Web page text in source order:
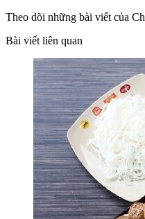
Theo dõi những bài viết của
Bài viết liên quan